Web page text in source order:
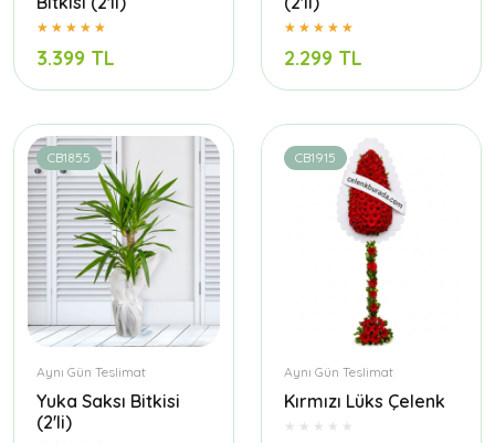
3.399 TL 2.299 TL
CB1855
Aynı Gün Teslimat
Yuka Saksı Bitkisi
(2'li)
CB1915
Aynı Gün Teslimat
Kırmızı Lüks Çelenk